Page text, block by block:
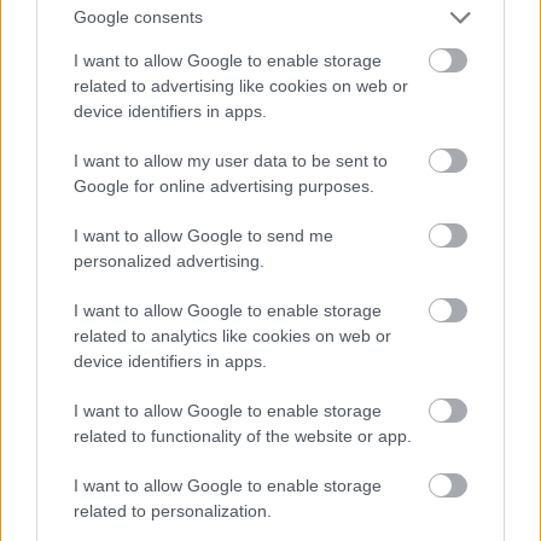
Google consents
I want to allow Google to enable storage
related to advertising like cookies on web or
device identifiers in apps.
I want to allow my user data to be sent to
Google for online advertising purposes.
I want to allow Google to send me
personalized advertising.
I want to allow Google to enable storage
related to analytics like cookies on web or
device identifiers in apps.
I want to allow Google to enable storage
related to functionality of the website or app.
I want to allow Google to enable storage
related to personalization.
Kalmár
@legeslegujabbkor: Ha elakadtál, akkor olvasd
tovább ott lesz az. :)
Kalmár
15 éve
@legeslegujabbkor: Nem kapott tejhatalmat.
Hagy ne én készítselek föl közéletből.
Fabius
@Kalmár: